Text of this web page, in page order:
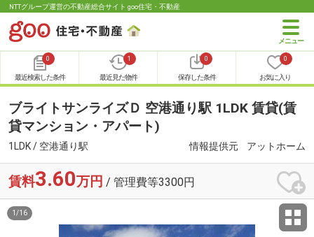
NTTグループ運営の不動産総合サイト goo住宅・不動産
0
最近検索した条件
1
最近見た物件
0
保存した条件
0
お気に入り
ブライトサンライズＤ 空港通り駅 1LDK 賃貸(賃
貸マンション・アパート)
1LDK / 空港通り駅 情報提供元 アットホーム
賃料3.60万円 / 管理費等3300円
1 /16